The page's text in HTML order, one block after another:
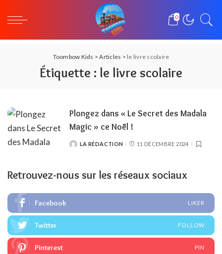
0
Toombow Kids >Articles > le livre scolaire
Étiquette : le livre scolaire
Plongez dans « Le Secret des Madala
Magic » ce Noël !
POSTED
LA RÉDACTION 11 DÉCEMBRE 2024
Retrouvez-nous sur les réseaux sociaux
Facebook LIKER
Twitter FOLLOW
Pinterest PIN